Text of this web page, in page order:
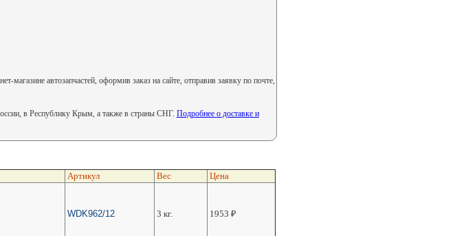
автозапчастей, оформив заказ на сайте, отправив заявку по почте,
в Республику Крым, а также в страны СНГ. Подробнее о доставке и
Артикул Вес Цена
WDK962/12 3 кг. 1953 ₽